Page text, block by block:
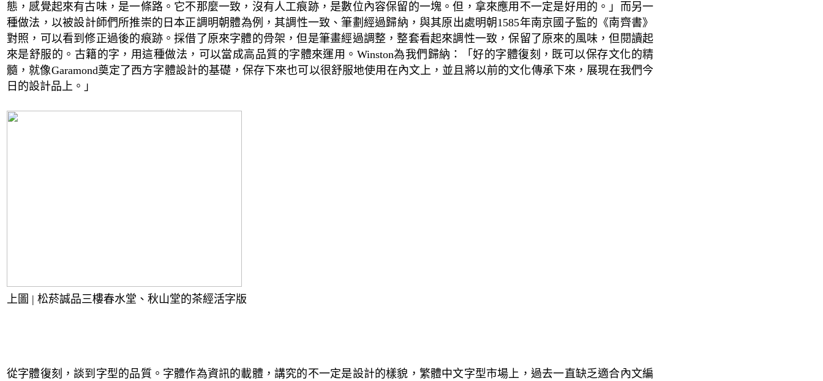
態，感覺起來有古味，是一條路。它不那麼一致，沒有人工痕跡，是數位內容保留的一塊。但，拿來應用不一定是好用的。」而另一
種做法，以被設計師們所推崇的日本正調明朝體為例，其調性一致、筆劃經過歸納，與其原出處明朝1585年南京國子監的《南齊書》
對照，可以看到修正過後的痕跡。採借了原來字體的骨架，但是筆畫經過調整，整套看起來調性一致，保留了原來的風味，但閱讀起
來是舒服的。古籍的字，用這種做法，可以當成高品質的字體來運用。 Winston為我們歸納：「好的字體復刻，既可以保存文化的精
髓，就像Garamond奠定了西方字體設計的基礎，保存下來也可以很舒服地使用在內文上，並且將以前的文化傳承下來，展現在我們今
日的設計品上。」
上圖 | 松菸誠品三樓春水堂、秋山堂的茶經活字版
從字體復刻，談到字型的品質。字體作為資訊的載體，講究的不一定是設計的樣貌，繁體中文字型市場上，過去一直缺乏適合內文編